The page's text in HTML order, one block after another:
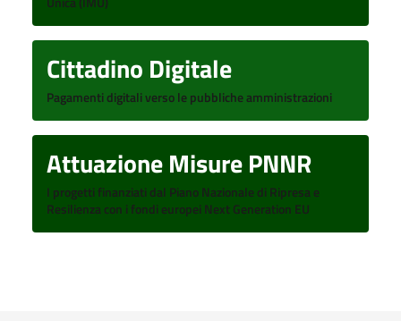
Cittadino Digitale
Pagamenti digitali verso le pubbliche amministrazioni
Attuazione Misure PNNR
I progetti finanziati dal Piano Nazionale di Ripresa e
Resilienza con i fondi europei Next Generation EU